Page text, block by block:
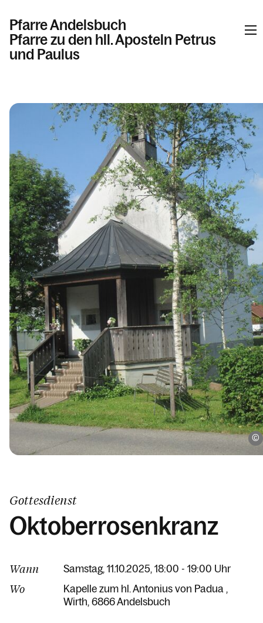
Pfarre Andelsbuch
Pfarre zu den hll. Aposteln Petrus
und Paulus
Kalender
Personen
Kontakt
Gottesdienst
Oktoberrosenkranz
Wann Samstag, 11.10.2025, 18:00 - 19:00 Uhr
Wo
Kapelle zum hl. Antonius von Padua
Wirth 6866 Andelsbuch